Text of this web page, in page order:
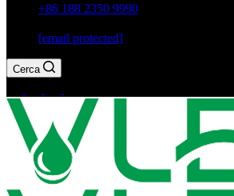
+86 188 2350 9990
[email protected]
Cerca